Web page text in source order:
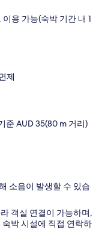
용 가능(숙박 기간 내 1
제
준 AUD 35(80 m 거리)
소음이 발생할 수 있습
객실 연결이 가능하며,
박 시설에 직접 연락하